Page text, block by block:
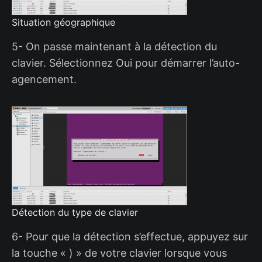
Situation géographique
5- On passe maintenant à la détection du
clavier. Sélectionnez Oui pour démarrer l’auto-
agencement.
Détection du type de clavier
6- Pour que la détection s’effectue, appuyez sur
la touche « ) » de votre clavier lorsque vous